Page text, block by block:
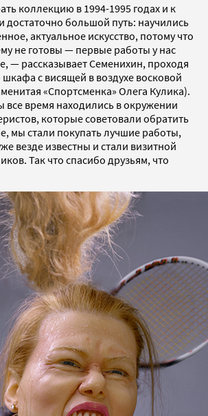
коллекцию в 1994-1995 годах и к
достаточно большой путь: научились
актуальное искусство, потому что
не готовы — первые работы у нас
— рассказывает Семенихин, проходя
с висящей в воздухе восковой
«Спортсменка» Олега Кулика).
время находились в окружении
которые советовали обратить
мы стали покупать лучшие работы,
везде известны и стали визитной
Так что спасибо друзьям, что